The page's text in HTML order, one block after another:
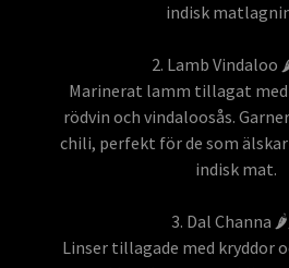
indisk
2. Lamb
Marinerat lamm tillagat
rödvin och vindaloosås.
chili, perfekt för de som
indisk mat.
3. Dal Channa
Linser tillagade med kryddor